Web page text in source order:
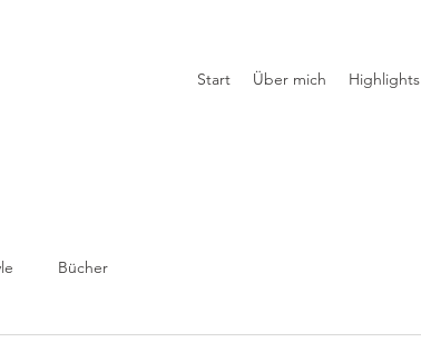
Start Über mich Highlights
Bücher